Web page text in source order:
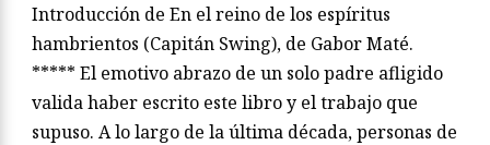
Introducción de En el reino de los espíritus
hambrientos (Capitán Swing), de Gabor Maté.
***** El emotivo abrazo de un solo padre afligido
valida haber escrito este libro y el trabajo que
supuso. A lo largo de la última década, personas de